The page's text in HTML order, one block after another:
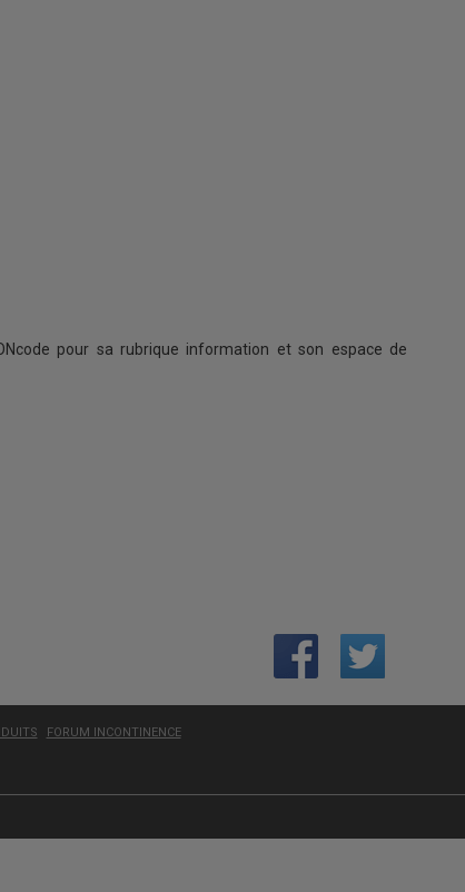
pour sa rubrique information et son espace de
FORUM INCONTINENCE